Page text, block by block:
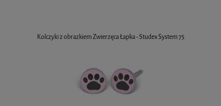
Kolczyki z obrazkiem Zwierzęca Łapka - Studex System 75